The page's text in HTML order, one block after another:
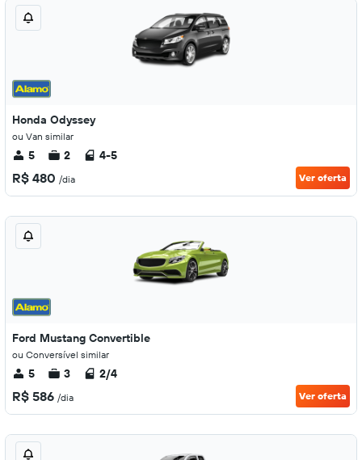
Honda Odyssey
ou Van similar
5 2 4-5
R$ 480 /dia Ver oferta
Ford Mustang Convertible
ou Conversível similar
5 3 2/4
R$ 586 /dia Ver oferta